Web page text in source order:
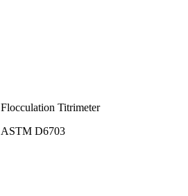
Flocculation Titrimeter
ASTM D6703